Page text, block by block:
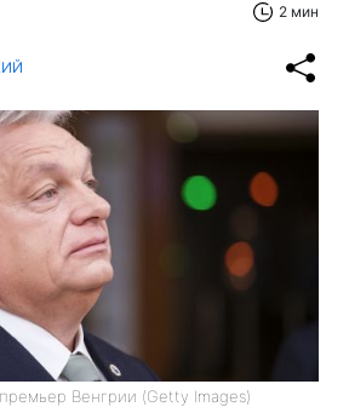
2 мин
Венгрии (Getty Images)